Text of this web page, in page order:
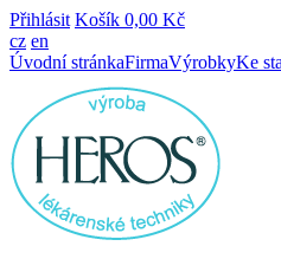
Přihlásit Košík 0,00 Kč
cz en
Úvodní stránkaFirmaVýrobkyKe